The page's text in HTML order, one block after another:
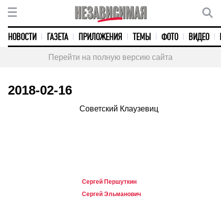
НОВОСТИ ГАЗЕТА ПРИЛОЖЕНИЯ ТЕМЫ ФОТО ВИДЕО
Перейти на полную версию сайта
2018-02-16
Советский Клаузевиц
Сергей Першуткин
Сергей Эльманович